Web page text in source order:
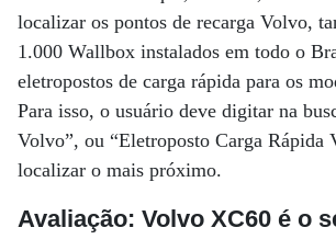
localizar os pontos de recarga Volvo,
1.000 Wallbox instalados em todo o
eletropostos de carga rápida para os
Para isso, o usuário deve digitar na
Volvo”, ou “Eletroposto Carga Rápida
localizar o mais próximo.
Avaliação: Volvo XC60 é o